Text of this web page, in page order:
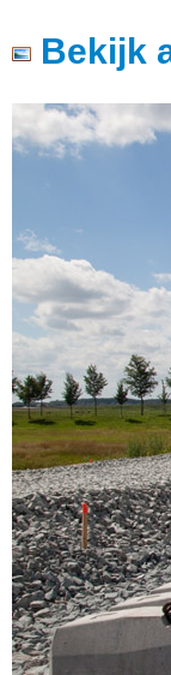
Bekijk